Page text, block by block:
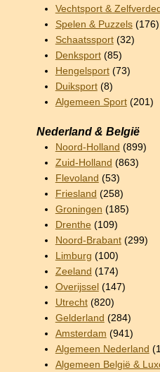
Vechtsport &
Spelen & Puzzels(176)
Schaatssport(32)
Denksport(85)
Hengelsport(73)
Duiksport(8)
Algemeen Sport(201)
Nederland & België
Noord-Holland (899)
Zuid-Holland (863)
Flevoland (53)
Friesland (258)
Groningen (185)
Drenthe (109)
Noord-Brabant(299)
Limburg (100)
Zeeland (174)
Overijssel(147)
Utrecht(820)
Gelderland (284)
Amsterdam (941)
Algemeen Nederland
Algemeen België &